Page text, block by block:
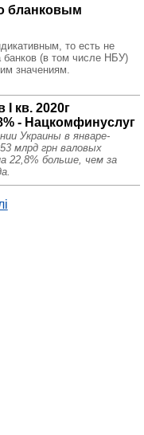
бланковым
то есть не
банков (в том числе НБУ)
значениям.
I кв. 2020г
- Нацкомфинуслуг
Украины в январе-
млрд грн валовых
22,8% больше, чем за